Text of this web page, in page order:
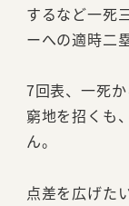
するなど一死
ーへの適時二
7回表、一死
窮地を招くも
ん。
点差を広げた